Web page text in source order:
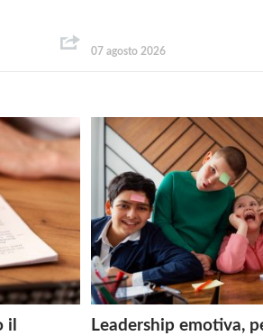
07 agosto 2026
il
Leadership emotiva,